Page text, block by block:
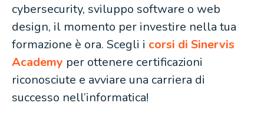
cybersecurity, sviluppo software o web
design, il momento per investire nella tua
formazione è ora. Scegli i corsi di Sinervis
Academy per ottenere certificazioni
riconosciute e avviare una carriera di
successo nell’informatica!